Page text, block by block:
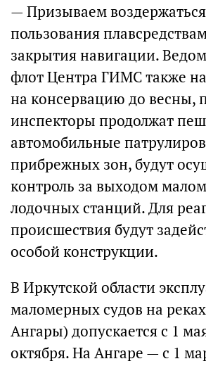
— Призываем
пользования
закрытия навигации.
флот Центра ГИМС также
на консервацию до весны,
инспекторы продолжат
автомобильные
прибрежных зон, будут
контроль за выходом
лодочных станций. Для
происшествия будут
особой конструкции.
В Иркутской области
маломерных судов на
Ангары) допускается с 1
октября. На Ангаре — с 1